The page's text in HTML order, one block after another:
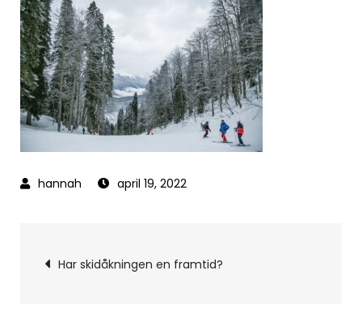
april 19, 2022
Inläggsnavigering
Har skidåkningen en framtid?